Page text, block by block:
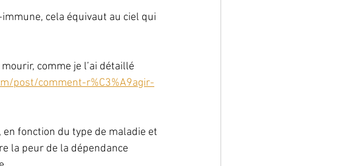
cela équivaut au ciel qui
comme je l’ai détaillé
post/comment-r%C3%A9agir-
fonction du type de maladie et
la peur de la dépendance